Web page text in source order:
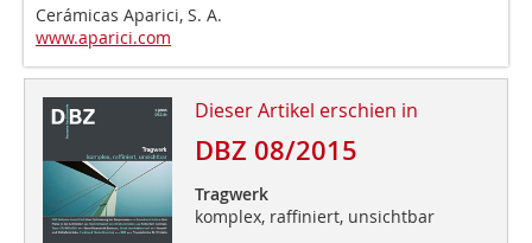
Cerámicas Aparici, S. A.
www.aparici.com
Dieser Artikel erschien in
DBZ 08/2015
Tragwerk
komplex, raffiniert, unsichtbar